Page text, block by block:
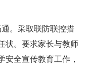
。采取联防联控措
状。要求家长与教师
安全宣传教育工作，